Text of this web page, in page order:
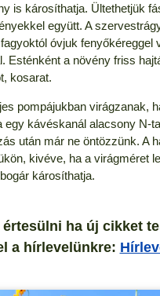
is károsíthatja. Ültethetjük
együtt. A
óvjuk fenyőkéreggel
Esténként a növény friss
kosarat.
pompájukban virágzanak,
egy kávéskanál alacsony N-
után már ne öntözzünk. A
kivéve, ha a virágméret
károsíthatja.
értesülni ha új cikket
a hírlevelünkre: